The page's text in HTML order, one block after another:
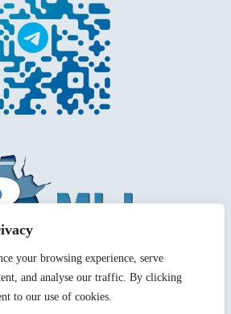
your browsing experience, serve
and analyse our traffic. By clicking
to our use of cookies.